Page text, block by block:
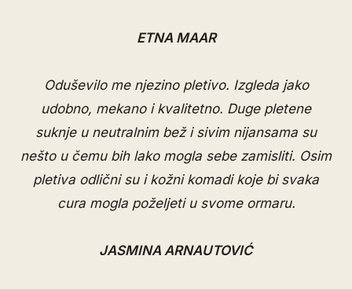
ETNA MAAR
Oduševilo me njezino pletivo. Izgleda jako
udobno, mekano i kvalitetno. Duge pletene
suknje u neutralnim bež i sivim nijansama su
nešto u čemu bih lako mogla sebe zamisliti. Osim
pletiva odlični su i kožni komadi koje bi svaka
cura mogla poželjeti u svome ormaru.
JASMINA ARNAUTOVIĆ